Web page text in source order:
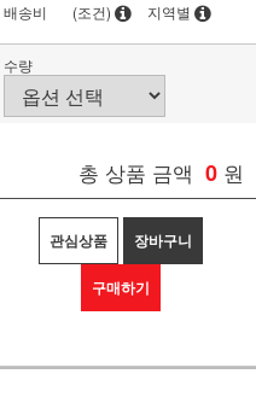
배송비
(조건) 지역별
수량
총 상품 금액 0 원
관심상품 장바구니
구매하기